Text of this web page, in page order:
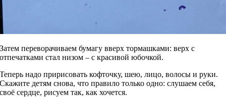
Затем переворачиваем бумагу вверх тормашками: верх с
отпечатками стал низом – с красивой юбочкой.
Теперь надо пририсовать кофточку, шею, лицо, волосы и руки.
Скажите детям снова, что правило только одно: слушаем себя,
своё сердце, рисуем так, как хочется.